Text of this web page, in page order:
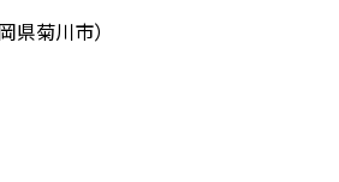
県菊川市）